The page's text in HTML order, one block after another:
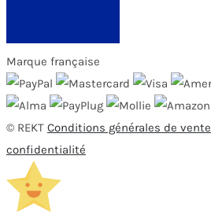
Marque française
© REKT Conditions générales de vente
confidentialité